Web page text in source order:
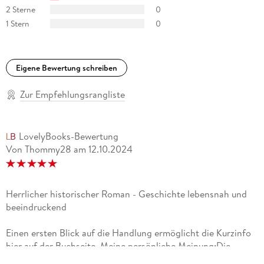
Abhandlung verfasst, sondern eine Art Roman-Biografie,
eine gelungene Verbindung von Fachwissen und Narration.
die romanisierte Biographie über Eleonore von Aquitanien [ ]
gehört wohl zu den spannendsten dargestellten
Lebensbeschreibungen innerhalb der mittelalterlichen
Geschichtsliteratur Mein Meinungsblatt
2 Sterne
0
1 Stern
0
Eigene Bewertung schreiben
Zur Empfehlungsrangliste
LovelyBooks-Bewertung
Von Thommy28 am 12.10.2024
Herrlicher historischer Roman - Geschichte lebensnah und
beeindruckend
Einen ersten Blick auf die Handlung ermöglicht die Kurzinfo
hier auf der Buchseite. Meine persönliche Meinung:Die